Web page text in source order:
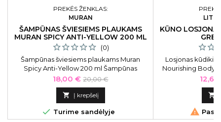
PREKĖS ŽENKLAS:
MURAN
ŠAMPŪNAS ŠVIESIEMS PLAUKAMS
MURAN SPICY ANTI-YELLOW 200 ML
(0)
Šampūnas šviesiems plaukams Muran
Spicy Anti-Yellow 200 ml Šampūnas
šviesiems Muran Spicy Blondie Anti-Yellow
Shampoo MSPBLSH01, neutralizuojantis
geltoną atspalvį,
Kaina
18,00 € Bazinė
kaina
20,00 €
 Į krepšelį
 Turime sandėlyje
KŪNO
Losjonas
Nourishing Body
drėkina, maitina
Kaina

